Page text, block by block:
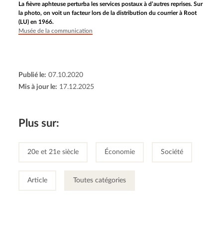
La fièvre aphteuse perturba les services postaux à d’autres reprises. Sur
la photo, on voit un facteur lors de la distribution du courrier à Root
(LU) en 1966.
Musée de la communication
Publié le: 07.10.2020
Mis à jour le: 17.12.2025
Plus sur:
20e et 21e siècle Économie Société
Article Toutes catégories